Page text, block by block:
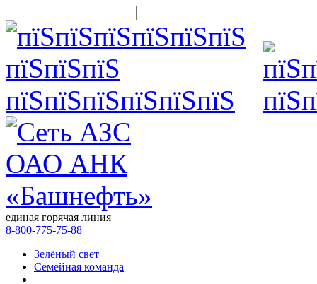
единая горячая линия
8-800-775-75-88
Зелёный свет
Семейная команда